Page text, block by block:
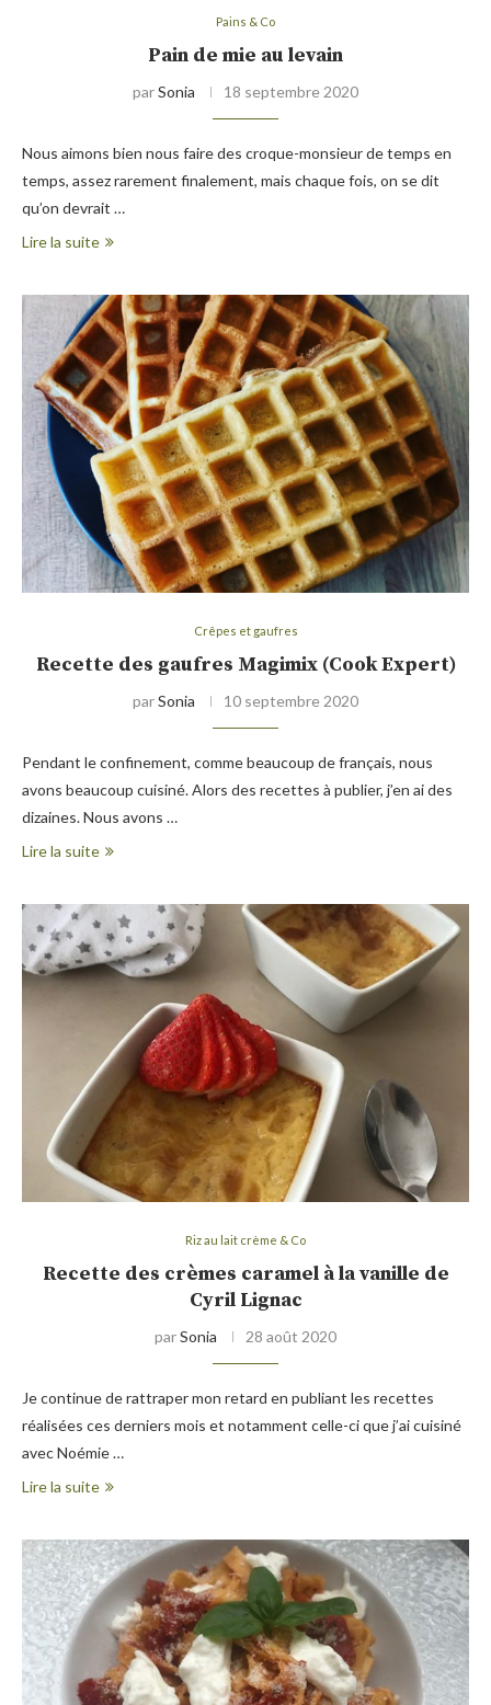
Pains & Co
Pain de mie au levain
parSonia 18 septembre 2020
Nous aimons bien nous faire des croque-monsieur de temps en
temps, assez rarement finalement, mais chaque fois, on se dit
qu’on devrait …
Lire la suite
Crêpes et gaufres
Recette des gaufres Magimix (Cook Expert)
parSonia 10 septembre 2020
Pendant le confinement, comme beaucoup de français, nous
avons beaucoup cuisiné. Alors des recettes à publier, j’en ai des
dizaines. Nous avons …
Lire la suite
Riz au lait crème & Co
Recette des crèmes caramel à la vanille de
Cyril Lignac
parSonia 28 août 2020
Je continue de rattraper mon retard en publiant les recettes
réalisées ces derniers mois et notamment celle-ci que j’ai cuisiné
avec Noémie …
Lire la suite